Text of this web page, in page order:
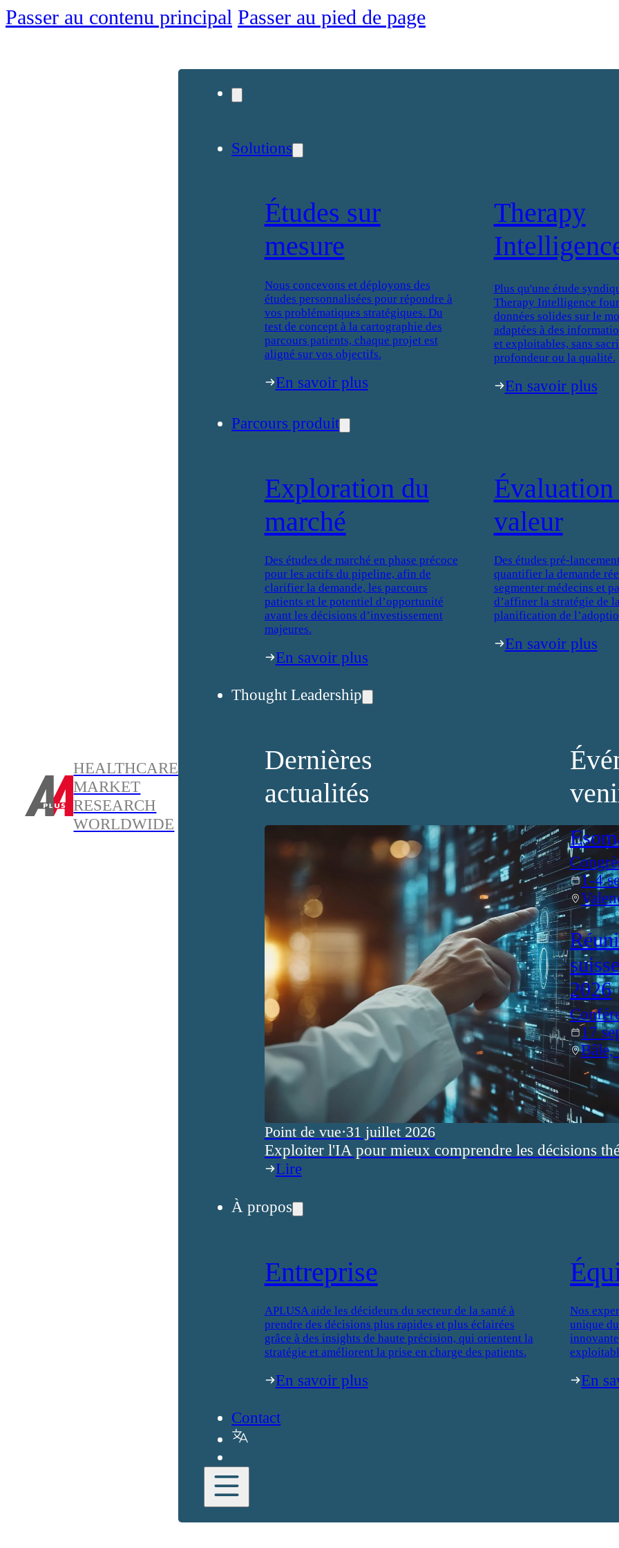
Passer au contenu principal Passer au pied de page
HEALTHCARE
MARKET
RESEARCH
WORLDWIDE
Solutions
Études sur
mesure
Nous concevons et déployons des
études personnalisées pour répondre à
vos problématiques stratégiques. Du
test de concept à la cartographie des
parcours patients, chaque projet est
aligné sur vos objectifs.
En savoir plus
Therapy
Plus qu'une étude
Therapy Intelligence
données solides sur le
adaptées à des
et exploitables, sans
profondeur ou la qualité.
En savoir plus
Parcours produit
Exploration du
marché
Des études de marché en phase précoce
pour les actifs du pipeline, afin de
clarifier la demande, les parcours
patients et le potentiel d’opportunité
avant les décisions d’investissement
majeures.
En savoir plus
Évaluation
valeur
Des études pré-
quantifier la demande
segmenter médecins et
d’affiner la stratégie de
planification de
En savoir plus
Thought Leadership
Dernières
actualités
Point de vue·31 juillet 2026
Exploiter l'IA pour mieux comprendre les décisions
Lire
1-4
2026
17
Bâle,
À propos
Entreprise
APLUSA aide les décideurs du secteur de la santé à
prendre des décisions plus rapides et plus éclairées
grâce à des insights de haute précision, qui orientent la
stratégie et améliorent la prise en charge des patients.
En savoir plus
Nos
unique
En
Contact